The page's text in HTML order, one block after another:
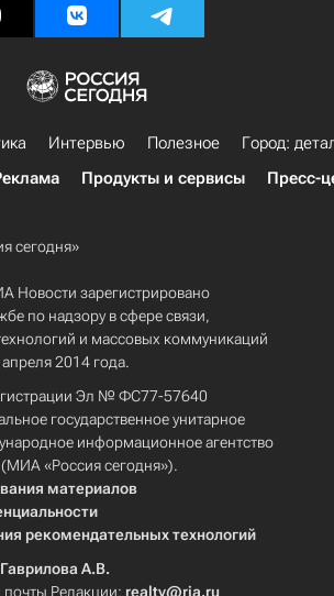
Интервью Полезное
Город:
Продукты и сервисы Пресс-
сегодня»
Новости зарегистрировано
по надзору в сфере связи,
и массовых коммуникаций
2014 года.
Эл № ФС77-57640
государственное унитарное
информационное агентство
(МИА «Россия сегодня»).
материалов
рекомендательных технологий
Гаврилова А.В.
Редакции: realty@ria.ru